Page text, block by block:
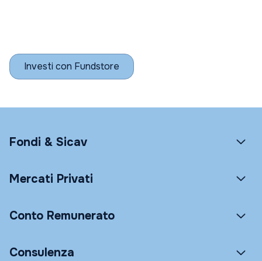
Investi con Fundstore
Fondi & Sicav
Mercati Privati
Conto Remunerato
Consulenza